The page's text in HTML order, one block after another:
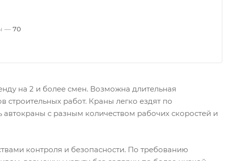
— 70
на 2 и более смен. Возможна длительная
работ. Краны легко ездят по
с разным количеством рабочих скоростей и
контроля и безопасности. По требованию